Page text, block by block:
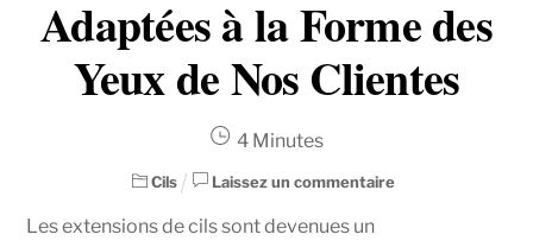
Adaptées à la Forme des
Yeux de Nos Clientes
4 Minutes
Cils Laissez un commentaire
Les extensions de cils sont devenues un